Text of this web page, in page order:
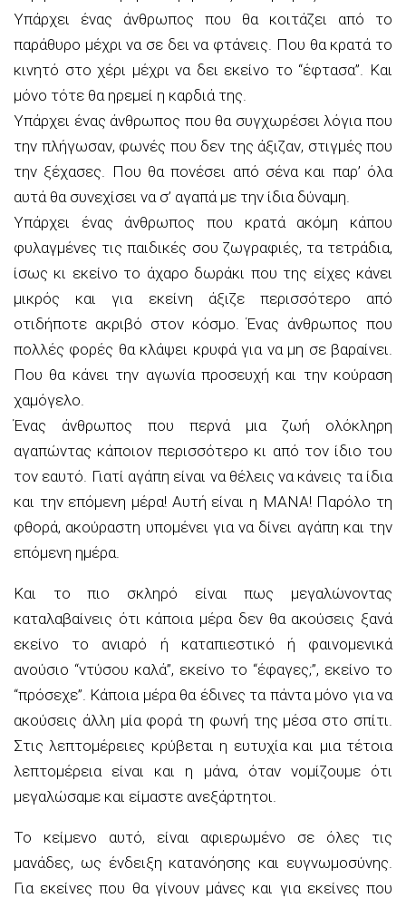
Υπάρχει ένας άνθρωπος που θα κοιτάζει από το
παράθυρο μέχρι να σε δει να φτάνεις. Που θα κρατά το
κινητό στο χέρι μέχρι να δει εκείνο το “έφτασα”. Και
μόνο τότε θα ηρεμεί η καρδιά της.
Υπάρχει ένας άνθρωπος που θα συγχωρέσει λόγια που
την πλήγωσαν, φωνές που δεν της άξιζαν, στιγμές που
την ξέχασες. Που θα πονέσει από σένα και παρ’ όλα
αυτά θα συνεχίσει να σ’ αγαπά με την ίδια δύναμη.
Υπάρχει ένας άνθρωπος που κρατά ακόμη κάπου
φυλαγμένες τις παιδικές σου ζωγραφιές, τα τετράδια,
ίσως κι εκείνο το άχαρο δωράκι που της είχες κάνει
μικρός και για εκείνη άξιζε περισσότερο από
οτιδήποτε ακριβό στον κόσμο. Ένας άνθρωπος που
πολλές φορές θα κλάψει κρυφά για να μη σε βαραίνει.
Που θα κάνει την αγωνία προσευχή και την κούραση
χαμόγελο.
Ένας άνθρωπος που περνά μια ζωή ολόκληρη
αγαπώντας κάποιον περισσότερο κι από τον ίδιο του
τον εαυτό. Γιατί αγάπη είναι να θέλεις να κάνεις τα ίδια
και την επόμενη μέρα! Αυτή είναι η ΜΑΝΑ! Παρόλο τη
φθορά, ακούραστη υπομένει για να δίνει αγάπη και την
επόμενη ημέρα.
Και το πιο σκληρό είναι πως μεγαλώνοντας
καταλαβαίνεις ότι κάποια μέρα δεν θα ακούσεις ξανά
εκείνο το ανιαρό ή καταπιεστικό ή φαινομενικά
ανούσιο “ντύσου καλά”, εκείνο το “έφαγες;”, εκείνο το
“πρόσεχε”. Κάποια μέρα θα έδινες τα πάντα μόνο για να
ακούσεις άλλη μία φορά τη φωνή της μέσα στο σπίτι.
Στις λεπτομέρειες κρύβεται η ευτυχία και μια τέτοια
λεπτομέρεια είναι και η μάνα, όταν νομίζουμε ότι
μεγαλώσαμε και είμαστε ανεξάρτητοι.
Το κείμενο αυτό, είναι αφιερωμένο σε όλες τις
μανάδες, ως ένδειξη κατανόησης και ευγνωμοσύνης.
Για εκείνες που θα γίνουν μάνες και για εκείνες που